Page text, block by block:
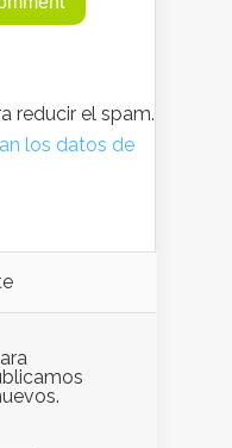
reducir el spam.
los datos de